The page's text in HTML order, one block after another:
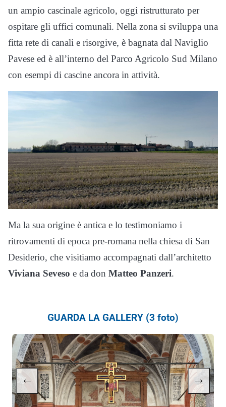
un ampio cascinale agricolo, oggi ristrutturato per
ospitare gli uffici comunali. Nella zona si sviluppa una
fitta rete di canali e risorgive, è bagnata dal Naviglio
Pavese ed è all’interno del Parco Agricolo Sud Milano
con esempi di cascine ancora in attività.
Ma la sua origine è antica e lo testimoniamo i
ritrovamenti di epoca pre-romana nella chiesa di San
Desiderio, che visitiamo accompagnati dall’architetto
Viviana Seveso e da don Matteo Panzeri.
GUARDA LA GALLERY (3 foto)
← →